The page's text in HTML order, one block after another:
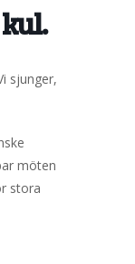
sjunger,
möten
stora